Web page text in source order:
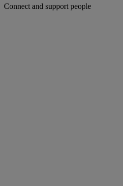
Connect and support people